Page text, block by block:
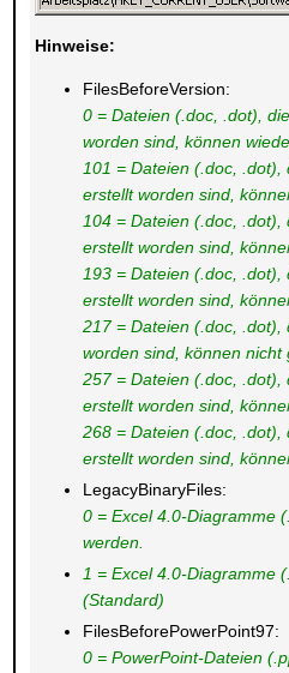
Hinweise:
FilesBeforeVersion:
0 = Dateien (.doc, .dot),
worden sind, können
101 = Dateien (.doc,
erstellt worden sind,
104 = Dateien (.doc,
erstellt worden sind,
193 = Dateien (.doc,
erstellt worden sind,
217 = Dateien (.doc, .dot),
worden sind, können nicht
257 = Dateien (.doc, .dot),
erstellt worden sind,
268 = Dateien (.doc, .dot),
erstellt worden sind,
LegacyBinaryFiles:
0 = Excel 4.0-Diagramme
werden.
1 = Excel 4.0-Diagramme
(Standard)
FilesBeforePowerPoint97:
0 = PowerPoint-Dateien